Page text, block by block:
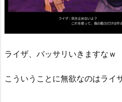
ライザ、バッサリいきますなｗ
こういうことに無欲なのはライ